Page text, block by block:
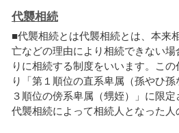
代襲相続
■代襲相続と は代襲相続と は、 本来
亡などの理由によ り相続でき ない場
り に相続する制 度をいい ます。 この
り
「 第 １ 順位の直系卑属 （孫やひ孫
３ 順位の傍系卑属 （甥姪） 」 に限定
代襲相続によ って相続人 と なった 人